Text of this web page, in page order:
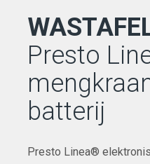
Presto
batterij
Presto Linea®